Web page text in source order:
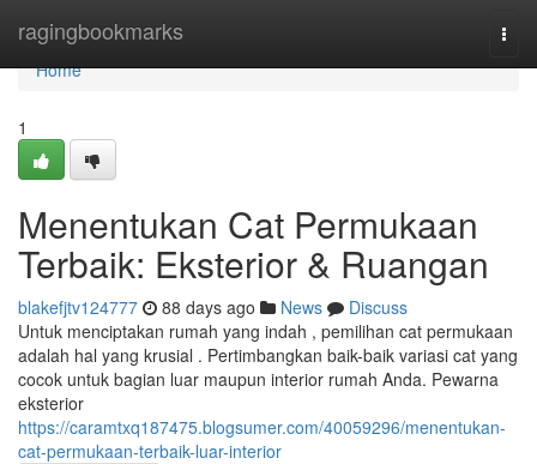
ragingbookmarks
Home
Home
1
Menentukan Cat Permukaan
Terbaik: Eksterior & Ruangan
blakefjtv124777 88 days ago News
Discuss
Untuk menciptakan rumah yang indah , pemilihan cat permukaan
adalah hal yang krusial . Pertimbangkan baik-baik variasi cat yang
cocok untuk bagian luar maupun interior rumah Anda. Pewarna
eksterior
https://caramtxq187475.blogsumer.com/40059296/menentukan-
cat-permukaan-terbaik-luar-interior